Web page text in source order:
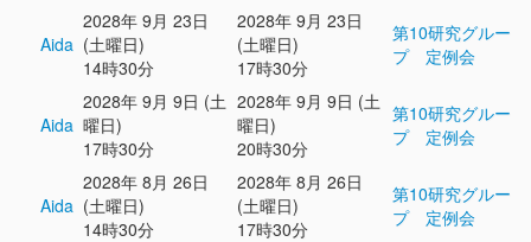
Aida
2028年 9月 23日
(土曜日)
14時30分
2028年 9月 23日
(土曜日)
17時30分
第10研究グルー
プ 定例会
Aida
2028年 9月 9日 (土
曜日)
17時30分
2028年 9月 9日 (土
曜日)
20時30分
第10研究グルー
プ 定例会
Aida
2028年 8月 26日
(土曜日)
14時30分
2028年 8月 26日
(土曜日)
17時30分
第10研究グルー
プ 定例会